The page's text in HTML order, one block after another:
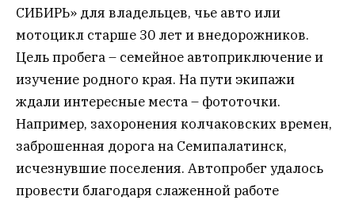
СИБИРЬ» для владельцев, чье авто или
мотоцикл старше 30 лет и внедорожников.
Цель пробега – семейное автоприключение и
изучение родного края. На пути экипажи
ждали интересные места – фототочки.
Например, захоронения колчаковских времен,
заброшенная дорога на Семипалатинск,
исчезнувшие поселения. Автопробег удалось
провести благодаря слаженной работе